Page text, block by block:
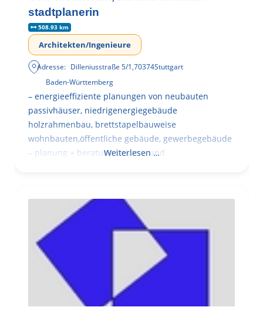
stadtplanerin
508.93 km
Architekten/Ingenieure
Adresse: Dilleniusstraße 5/1,70374Stuttgart
Baden-Württemberg
– energieeffiziente planungen von neubauten
passivhäuser, niedrigenergiegebäude
holzrahmenbau, brettstapelbauweise
wohnbauten,öffentliche gebäude, gewerbegebäude
– planung + beratung bei an – und
Weiterlesen …